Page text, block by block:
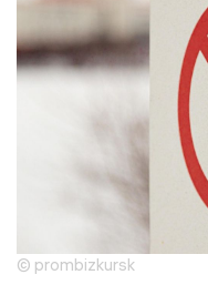
© prombizkursk